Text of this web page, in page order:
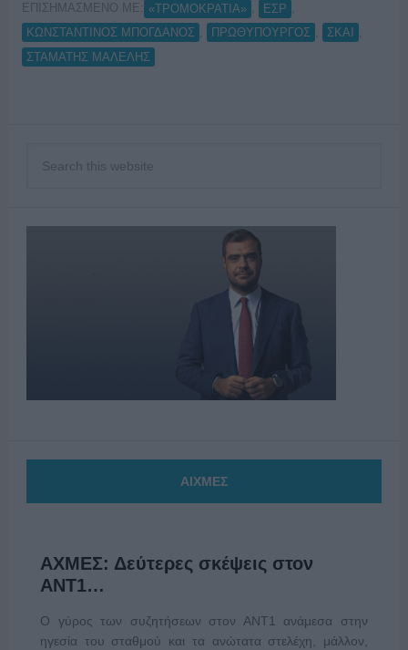
ΕΠΙΣΗΜΑΣΜΕΝΟ ΜΕ: «ΤΡΟΜΟΚΡΑΤΙΑ» ΕΣΡ
ΚΩΝΣΤΑΝΤΙΝΟΣ ΜΠΟΓΔΑΝΟΣ
ΠΡΩΘΥΠΟΥΡΓΟΣ ΣΚΑΙ
ΣΤΑΜΑΤΗΣ ΜΑΛΕΛΗΣ
ΑΙΧΜΕΣ
ΑΧΜΕΣ: Δεύτερες σκέψεις στον
ΑΝΤ1…
Ο γύρος των συζητήσεων στον ΑΝΤ1 ανάμεσα στην
ηγεσία του σταθμού και τα ανώτατα στελέχη, μάλλον,